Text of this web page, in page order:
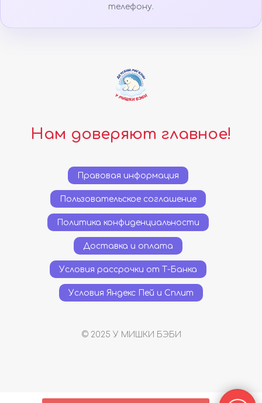
телефону.
Нам доверяют главное!
Правовая информация
Пользовательское соглашение
Политика конфиденциальности
Доставка и оплата
Условия рассрочки от Т-Банка
Условия Яндекс Пей и Сплит
© 2025 У МИШКИ БЭБИ